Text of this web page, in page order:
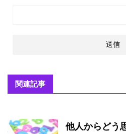
関連記事
他人からどう